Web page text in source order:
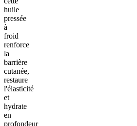
huile
pressée
à
froid
renforce
la
barrière
cutanée,
restaure
l'élasticité
et
hydrate
en
profondeur